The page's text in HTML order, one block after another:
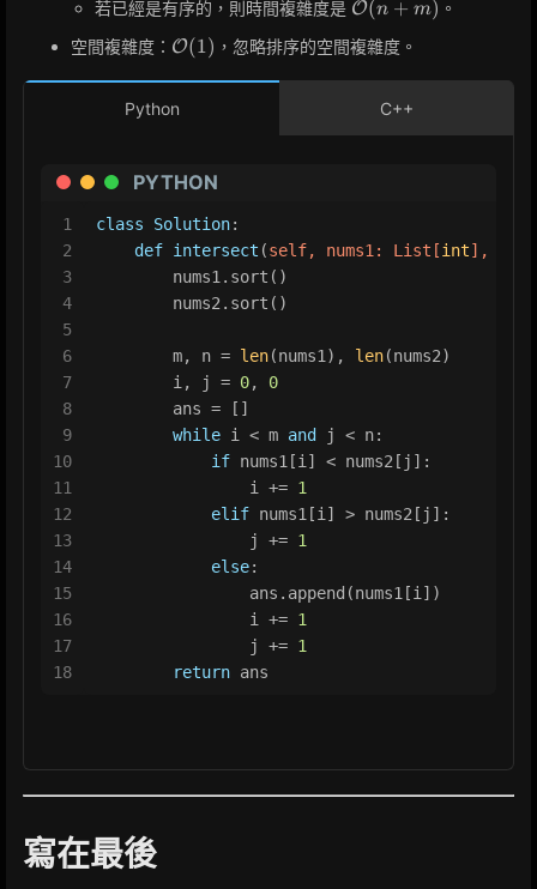
若已經是有序的，則時間複雜度是
(n + m)
O(n + m) 。
空間複雜度： \mathcal{O}
O(1) ，忽略排序的空間複雜度。
Python C++
PYTHON
1
2
3
4
5
6
7
8
9
10
11
12
13
14
15
16
17
18
class Solution:
def intersect (self, nums1: List [int],
        nums1.sort()
        nums2.sort()
        m, n =
len(nums1), len(nums2)
        i, j =
0, 0
        ans = []
while i < m and j < n:
if nums1[i] < nums2[j]:
                i +=
1
elif nums1[i] > nums2[j]:
                j +=
1
else:
                ans.append(nums1[i])
                i +=
1
                j +=
1
return ans
寫在最後